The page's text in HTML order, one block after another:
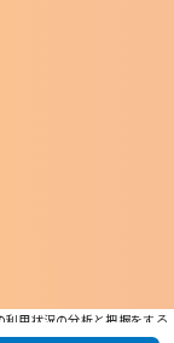
用状況の分析と把握をする